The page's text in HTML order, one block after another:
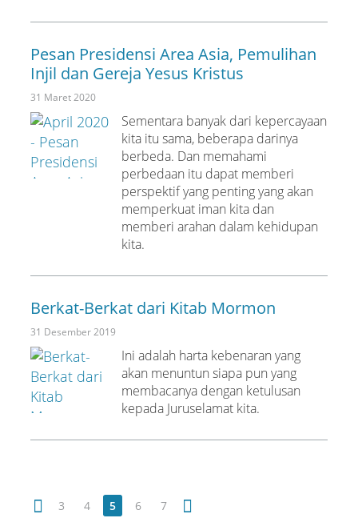
Pesan Presidensi Area Asia, Pemulihan
Injil dan Gereja Yesus Kristus
31 Maret 2020
Sementara banyak dari kepercayaan
kita itu sama, beberapa darinya
berbeda. Dan memahami
perbedaan itu dapat memberi
perspektif yang penting yang akan
memperkuat iman kita dan
memberi arahan dalam kehidupan
kita.
Berkat-Berkat dari Kitab Mormon
31 Desember 2019
Ini adalah harta kebenaran yang
akan menuntun siapa pun yang
membacanya dengan ketulusan
kepada Juruselamat kita.
3 4 5 6 7